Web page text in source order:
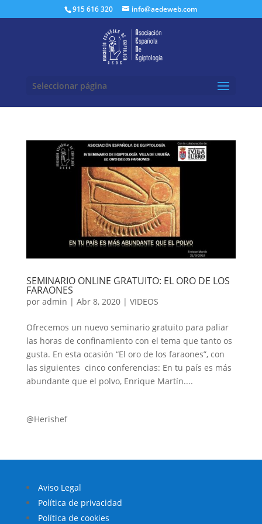
915 616 320 info@aedeweb.com
Seleccionar página
SEMINARIO ONLINE GRATUITO: EL ORO DE LOS
FARAONES
por admin | Abr 8, 2020| VIDEOS
Ofrecemos un nuevo seminario gratuito para paliar
las horas de confinamiento con el tema que tanto os
gusta. En esta ocasión “El oro de los faraones”, con
las siguientes cinco conferencias: En tu país es más
abundante que el polvo, Enrique Martín....
@Herishef
Aviso Legal
Política de privacidad
Política de cookies